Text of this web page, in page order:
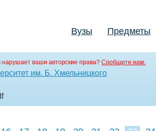
Вузы Предметы
ваши авторские права? Сообщите нам.
им. Б. Хмельницкого